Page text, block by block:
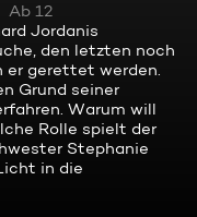
Ab 12
Jordanis
den letzten noch
er gerettet werden.
Grund seiner
Warum will
Rolle spielt der
Stephanie
in die